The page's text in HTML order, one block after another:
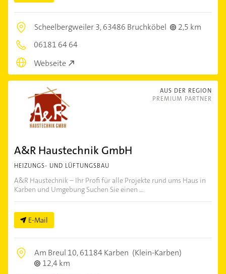
Scheelbergweiler 3,63486 Bruchköbel
2,5 km
06181 64 64
Webseite
AUS DER REGION
PREMIUM PARTNER
A&R Haustechnik GmbH
HEIZUNGS- UND LÜFTUNGSBAU
A&R Haustechnik – Ihr Profi für alle Projekte rund ums Haus in
Karben und Umgebung Suchen Sie einen ...
E-Mail
Am Breul 10,61184 Karben (Klein-Karben)
12,4 km